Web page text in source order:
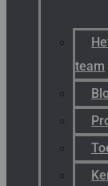
team